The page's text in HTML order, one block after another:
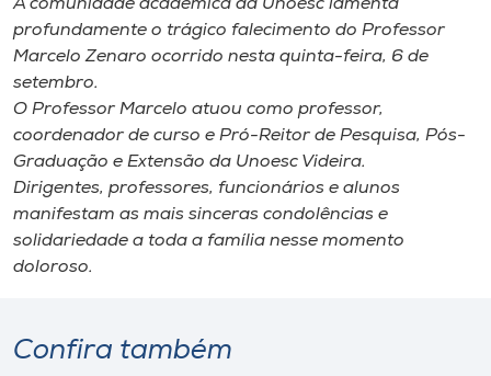
Museu
Unoesc
Store
Selecione
A-
A comunidade acadêmica da Unoesc lamenta
profundamente o trágico falecimento do Professor
Marcelo Zenaro ocorrido nesta quinta-feira, 6 de
setembro.
O Professor Marcelo atuou como professor,
coordenador de curso e Pró-Reitor de Pesquisa, Pós-
Graduação e Extensão da Unoesc Videira.
Dirigentes, professores, funcionários e alunos
manifestam as mais sinceras condolências e
solidariedade a toda a família nesse momento
doloroso.
Confira também